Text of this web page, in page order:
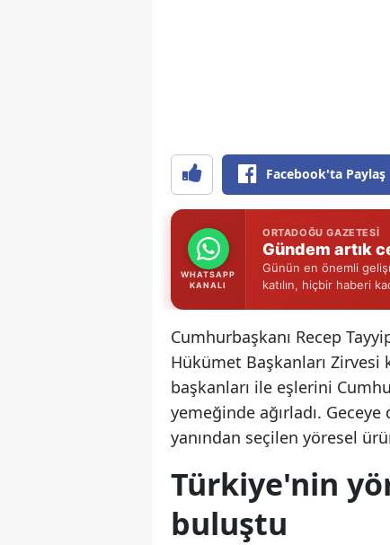
Facebook'ta Paylaş
WHATSAPP
KANALI
ORTADOĞU GAZETESI
Gündem artık
Günün en önemli
katılın, hiçbir haberi
Cumhurbaşkanı Recep
Hükümet Başkanları
başkanları ile eşlerini
yemeğinde ağırladı.
yanından seçilen yöresel
Türkiye'nin
buluştu